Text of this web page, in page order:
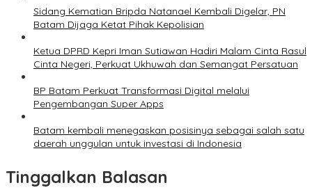
Sidang Kematian Bripda Natanael Kembali Digelar, PN
Batam Dijaga Ketat Pihak Kepolisian
Ketua DPRD Kepri Iman Sutiawan Hadiri Malam Cinta Rasul
Cinta Negeri, Perkuat Ukhuwah dan Semangat Persatuan
BP Batam Perkuat Transformasi Digital melalui
Pengembangan Super Apps
Batam kembali menegaskan posisinya sebagai salah satu
daerah unggulan untuk investasi di Indonesia
Tinggalkan Balasan